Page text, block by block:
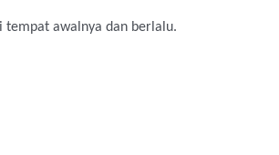
tempat awalnya dan berlalu.